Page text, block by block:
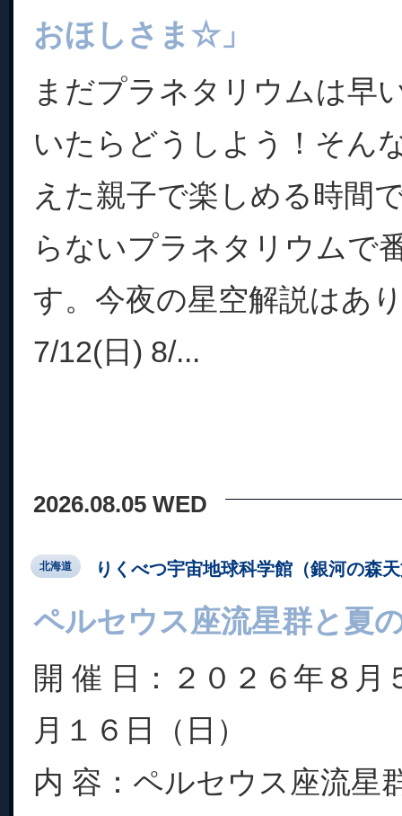
おほしさま☆」
まだプラネタリウムは早
いたらどうしよう！そん
えた親子で楽しめる時間
らないプラネタリウムで
す。今夜の星空解説はあ
7/12(日) 8/...
2026.08.05 WED
北海道 りくべつ宇宙地球科学館（銀河の森
ペルセウス座流星群と夏
開 催 日：２０２６年８月
月１６日（日）
内 容：ペルセウス座流星